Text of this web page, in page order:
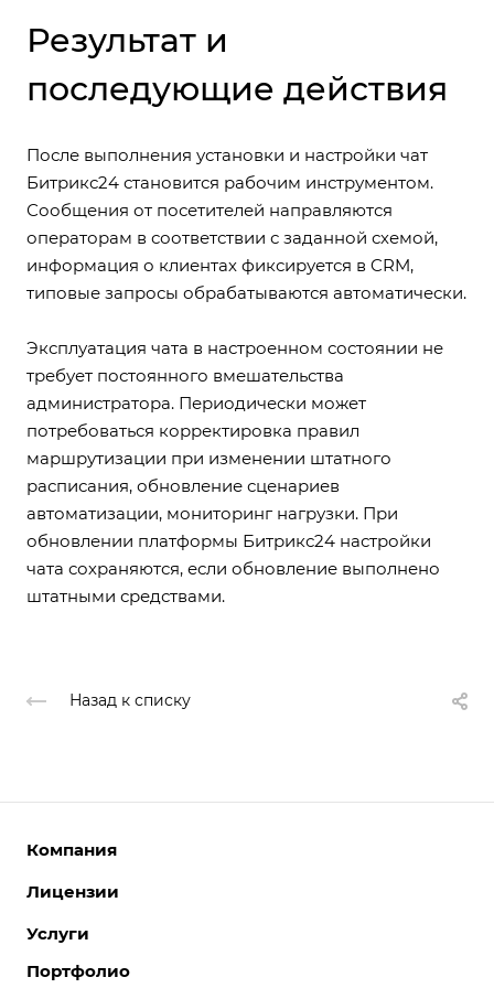
Результат и
последующие действия
После выполнения установки и настройки чат
Битрикс24 становится рабочим инструментом.
Сообщения от посетителей направляются
операторам в соответствии с заданной схемой,
информация о клиентах фиксируется в CRM,
типовые запросы обрабатываются автоматически.
Эксплуатация чата в настроенном состоянии не
требует постоянного вмешательства
администратора. Периодически может
потребоваться корректировка правил
маршрутизации при изменении штатного
расписания, обновление сценариев
автоматизации, мониторинг нагрузки. При
обновлении платформы Битрикс24 настройки
чата сохраняются, если обновление выполнено
штатными средствами.
Назад к списку
Компания
О компании
Отзывы
Лицензии
Интернет-магазины
Корпоративные сайты
Услуги
Разработка сайтов
Портфолио